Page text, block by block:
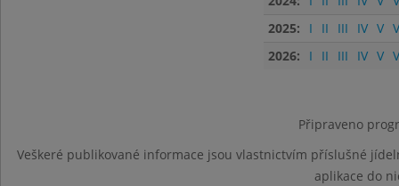
2025:
I II III IV V
2026:
I II III IV V
Připraveno
Veškeré publikované informace jsou vlastnictvím příslušné
aplikace do